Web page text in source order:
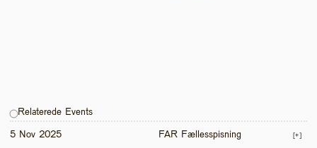
Relaterede Events
5 Nov 2025 FAR Fællesspisning [+]